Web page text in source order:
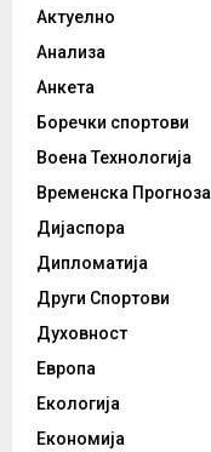
Актуелно
Анализа
Анкета
Боречки спортови
Воена Технологија
Временска Прогноза
Дијаспора
Дипломатија
Други Спортови
Духовност
Европа
Екологија
Економија